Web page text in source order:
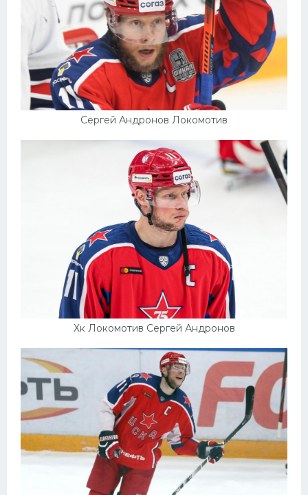
Сергей Андронов Локомотив
Хк Локомотив Сергей Андронов